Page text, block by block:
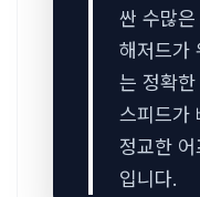
싼 수많
해저드가
는 정확
스피드가
정교한
입니다.